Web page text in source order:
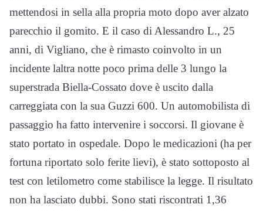
mettendosi in sella alla propria moto dopo aver alzato
parecchio il gomito. E il caso di Alessandro L., 25
anni, di Vigliano, che è rimasto coinvolto in un
incidente laltra notte poco prima delle 3 lungo la
superstrada Biella-Cossato dove è uscito dalla
carreggiata con la sua Guzzi 600. Un automobilista di
passaggio ha fatto intervenire i soccorsi. Il giovane è
stato portato in ospedale. Dopo le medicazioni (ha per
fortuna riportato solo ferite lievi), è stato sottoposto al
test con letilometro come stabilisce la legge. Il risultato
non ha lasciato dubbi. Sono stati riscontrati 1,36